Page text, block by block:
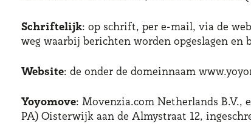
Schriftelijk: op schrift, per e-mail, via de
weg waarbij berichten worden opgeslagen
Website: de onder de domeinnaam
Yoyomove: Movenzia.com Netherlands B.V.,
PA) Oisterwijk aan de Almystraat 12,